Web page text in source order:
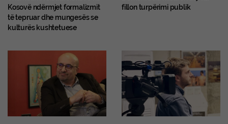
Kosovë ndërmjet formalizmit
të tepruar dhe mungesës se
kulturës kushtetuese
fillon turpërimi publik